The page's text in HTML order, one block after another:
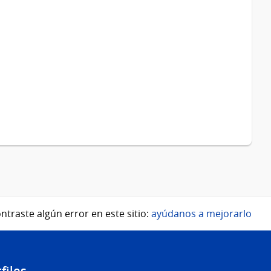
algún error en este sitio: ayúdanos a mejorarlo